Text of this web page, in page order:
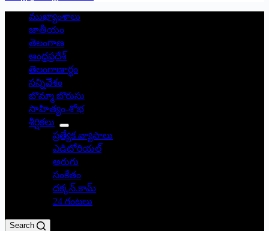
ముఖ్యాంశాలు
జాతీయం
తెలంగాణ
ఆంధ్రప్రదేశ్
తెలంగాణార్థం
సన్నివేశం
బొమ్మా బొరుసు
సాహిత్యం-శోభ
శీర్షికలు
ప్రత్యేక వ్యాసాలు
ఎడిటోరియల్
అరుగు
సంకేతం
దక్కన్.కామ్
24 గంటలు
Search